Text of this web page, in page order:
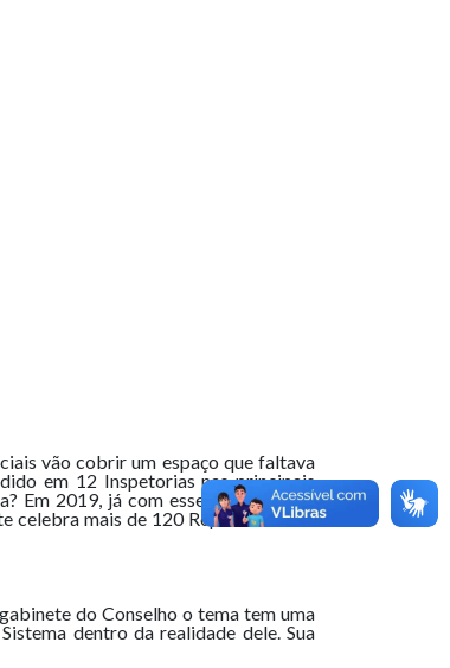
vão cobrir um espaço que faltava
em 12 Inspetorias nas principais
Em 2019, já com esse intuito de se
celebra mais de 120 Representantes
do Conselho o tema tem uma
dentro da realidade dele. Sua